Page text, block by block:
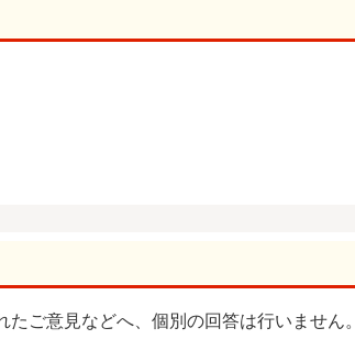
ご意見などへ、個別の回答は行いません。